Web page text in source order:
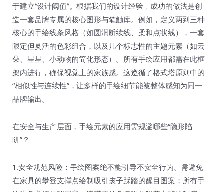
于建立“设计阈值”。根据我们的设计经验，成功的做法是创
造一套品牌专属的核心图形与笔触库。例如，定义两到三种
核心的手绘线条风格（如圆润断续线、柔和点状线），一套
限定但灵活的色彩组合，以及几个标志性的主题元素（如云
朵、星星、小动物的简化形态）。所有手绘应用都需在此框
架内进行，确保视觉上的家族感。这遵循了格式塔原则中的
“相似性与连续性”，让多样的手绘细节能被整体感知为同一
品牌输出。
在安全与生产层面，手绘元素的应用需规避哪些“隐形陷
阱”？
1.安全规范风险：手绘图案绝不能引导不安全行为。需避免
在家具的攀登支撑点绘制吸引孩子踩踏的醒目图案；所有手